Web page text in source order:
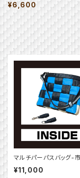
¥6,600
マルチパーパスバッグ-
¥11,000